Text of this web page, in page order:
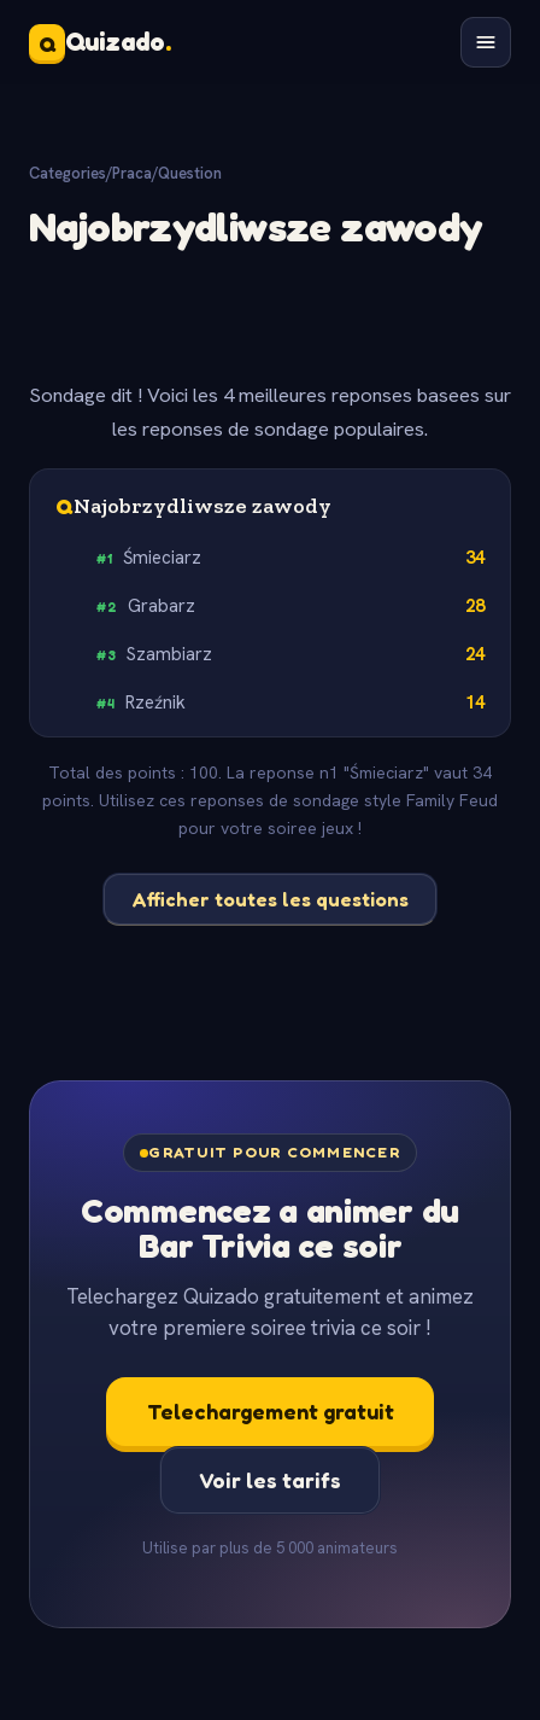
Q Quizado.
Categories/Praca/Question
Najobrzydliwsze zawody
Sondage dit ! Voici les 4 meilleures reponses basees sur
les reponses de sondage populaires.
QNajobrzydliwsze zawody
#1 Śmieciarz 34
#2 Grabarz 28
#3 Szambiarz 24
#4 Rzeźnik 14
Total des points : 100. La reponse n1 "Śmieciarz" vaut 34
points. Utilisez ces reponses de sondage style Family Feud
pour votre soiree jeux !
Afficher toutes les questions
GRATUIT POUR COMMENCER
Commencez a animer du
Bar Trivia ce soir
Telechargez Quizado gratuitement et animez
votre premiere soiree trivia ce soir !
Telechargement gratuit
Voir les tarifs
Utilise par plus de 5 000 animateurs